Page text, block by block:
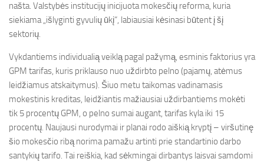
našta. Valstybės institucijų inicijuota mokesčių reforma, kuria
siekiama „išlyginti gyvulių ūkį“, labiausiai kėsinasi būtent į šį
sektorių.
Vykdantiems individualią veiklą pagal pažymą, esminis faktorius yra
GPM tarifas, kuris priklauso nuo uždirbto pelno (pajamų, atėmus
leidžiamus atskaitymus). Šiuo metu taikomas vadinamasis
mokestinis kreditas, leidžiantis mažiausiai uždirbantiems mokėti
tik 5 procentų GPM, o pelno sumai augant, tarifas kyla iki 15
procentų. Naujausi nurodymai ir planai rodo aiškią kryptį – viršutinę
šio mokesčio ribą norima pamažu artinti prie standartinio darbo
santykių tarifo. Tai reiškia, kad sėkmingai dirbantys laisvai samdomi